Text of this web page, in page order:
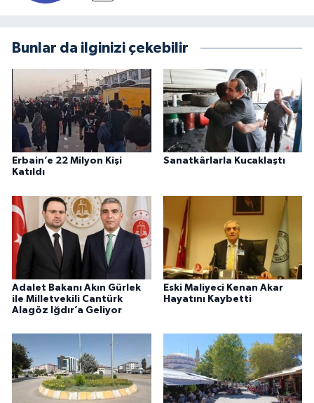
Bunlar da ilginizi çekebilir
Erbain’e 22 Milyon Kişi
Katıldı
Sanatkârlarla Kucaklaştı
Adalet Bakanı Akın Gürlek
ile Milletvekili Cantürk
Alagöz Iğdır’a Geliyor
Eski Maliyeci Kenan Akar
Hayatını Kaybetti